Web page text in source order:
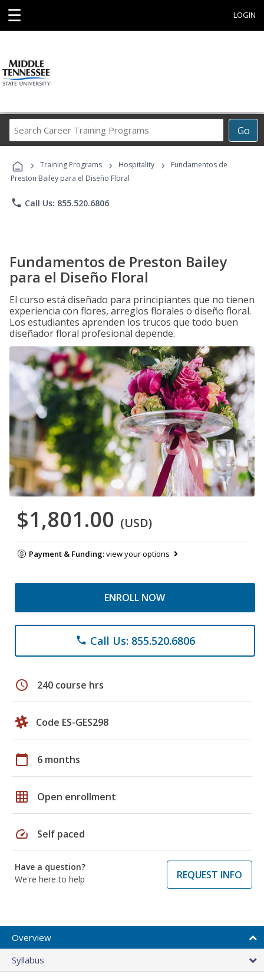
☰ LOGIN
Go
Career
Programs
› Training Programs › Hospitality ›
Fundamentos de
Preston Bailey para el Diseño Floral
phone Call Us: 855.520.6806
Fundamentos de Preston Bailey
para el Diseño Floral
El curso está diseñado para principiantes que no tienen
experiencia con flores, arreglos florales o diseño floral.
Los estudiantes aprenden los trucos que todo buen
diseñador floral profesional depende.
$1,801.00 (USD)
Payment & Funding:view your options
ENROLL NOW
phone Call Us: 855.520.6806
schedule 240 course hrs
Code ES-GES298
calendar_today 6 months
grid_on Open enrollment
speed Self paced
Have a question?
We're here to help
REQUEST INFO
Overview
Syllabus